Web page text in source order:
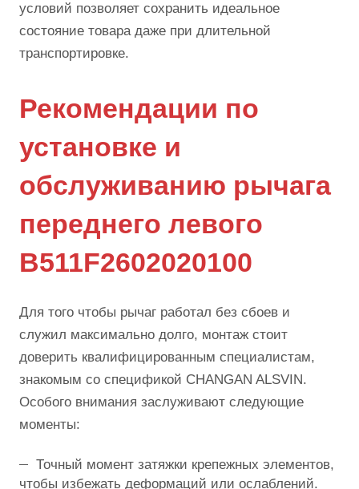
условий позволяет сохранить идеальное
состояние товара даже при длительной
транспортировке.
Рекомендации по
установке и
обслуживанию рычага
переднего левого
B511F2602020100
Для того чтобы рычаг работал без сбоев и
служил максимально долго, монтаж стоит
доверить квалифицированным специалистам,
знакомым со спецификой CHANGAN ALSVIN.
Особого внимания заслуживают следующие
моменты:
Точный момент затяжки крепежных элементов,
чтобы избежать деформаций или ослаблений.